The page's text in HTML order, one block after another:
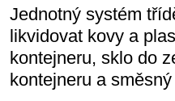
Jednotný systém
likvidovat kovy a
kontejneru, sklo do
kontejneru a